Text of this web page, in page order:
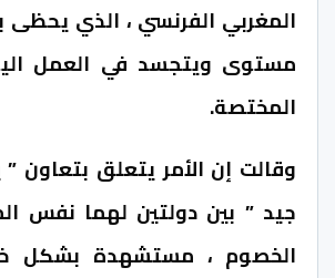
المغربي الفرنسي ، الذي
مستوى ويتجسد في العمل
المختصة.
وقالت إن الأمر يتعلق بتعاون
جيد ” بين دولتين لهما نفس
الخصوم ، مستشهدة بشكل